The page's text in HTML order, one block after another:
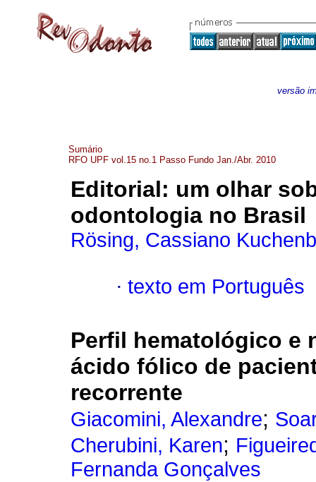
versão
Sumário
RFO UPF vol.15 no.1 Passo Fundo Jan./Abr. 2010
Editorial: um olhar
odontologia no Brasil
Rösing, Cassiano
· texto em Português
Perfil hematológico e
ácido fólico de
recorrente
Giacomini, Alexandre;
Cherubini, Karen;
Fernanda Gonçalves